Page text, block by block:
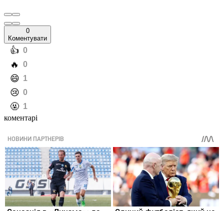
0
Коментувати
️👍 0
️🔥 0
️😄 1
️😢 0
️🤬 1
коментарі